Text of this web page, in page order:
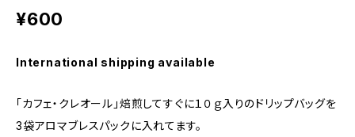
¥600
International shipping available
「カフェ・クレオール」焙煎してすぐに１０ｇ入りのドリップバッグを
3袋アロマブレスパックに入れてます。